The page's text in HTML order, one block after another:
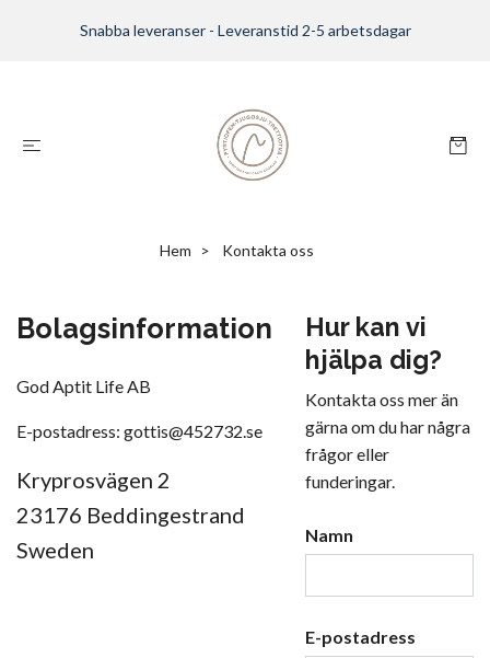
Snabba leveranser - Leveranstid 2-5 arbetsdagar
Hem Kontakta oss
Bolagsinformation
God Aptit Life AB
E-postadress: gottis@452732.se
Kryprosvägen 2
23176 Beddingestrand
Sweden
Hur kan vi
hjälpa dig?
Kontakta oss mer än
gärna om du har några
frågor eller
funderingar.
Namn
E-postadress